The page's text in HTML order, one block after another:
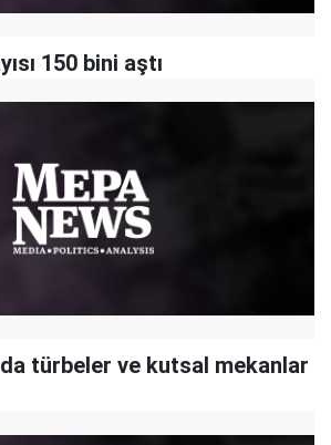
150 bini aştı
türbeler ve kutsal mekanlar